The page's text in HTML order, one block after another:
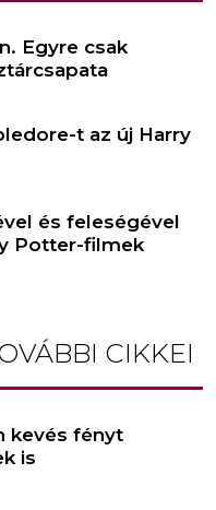
Egyre csak
t az új Harry
és feleségével
Potter-filmek
CIKKEI
kevés fényt
is